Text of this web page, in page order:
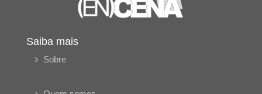
Saiba mais
Sobre